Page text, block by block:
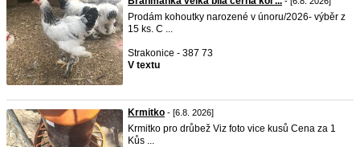
Prodám kohoutky narozené v únoru/2026- výběr z
15 ks. C ...
Strakonice - 387 73
V textu
Krmitko - [6.8. 2026]
Krmitko pro drůbež Viz foto vice kusů Cena za 1
Kůs ...